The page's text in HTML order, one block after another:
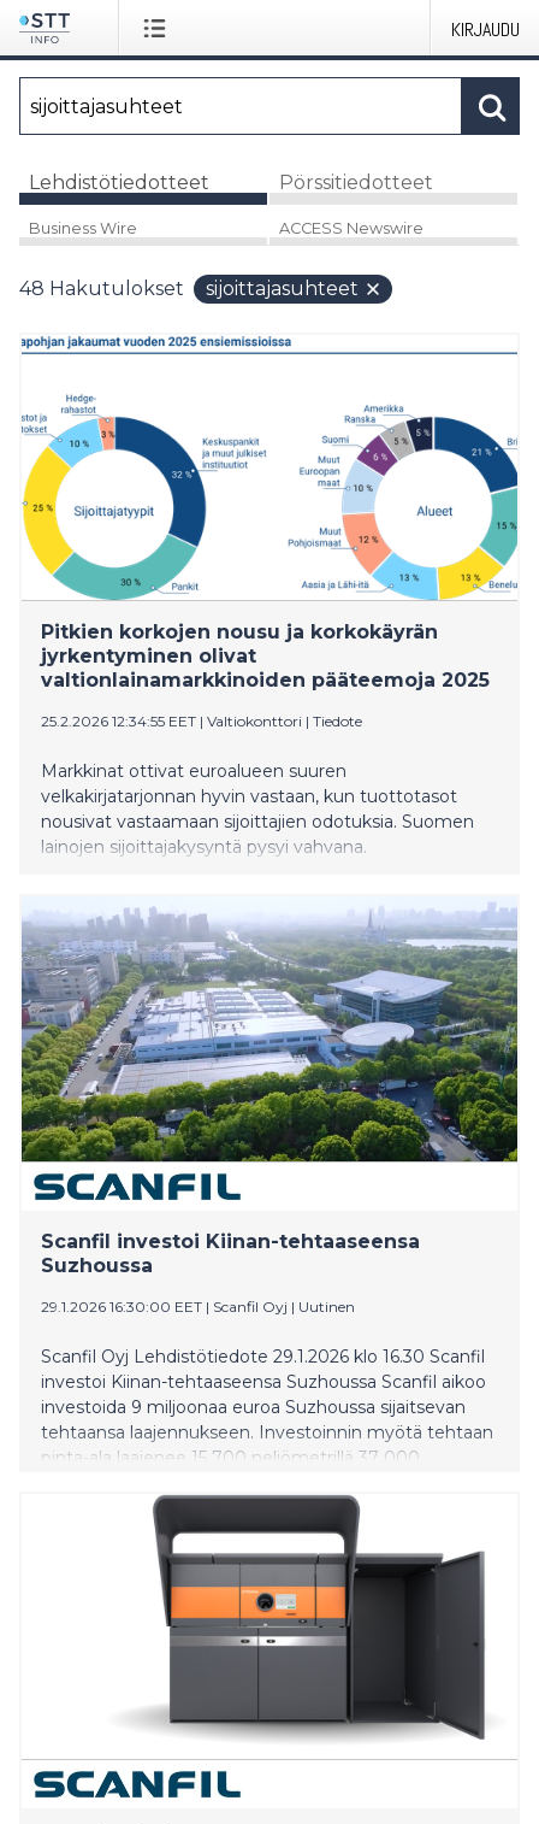
KIRJAUDU
Lehdistötiedotteet Pörssitiedotteet
Business Wire ACCESS Newswire
48 Hakutulokset sijoittajasuhteet
Pitkien korkojen nousu ja korkokäyrän
jyrkentyminen olivat
valtionlainamarkkinoiden pääteemoja 2025
25.2.2026 12:34:55 EET | Valtiokonttori | Tiedote
Markkinat ottivat euroalueen suuren
velkakirjatarjonnan hyvin vastaan, kun tuottotasot
nousivat vastaamaan sijoittajien odotuksia. Suomen
lainojen sijoittajakysyntä pysyi vahvana.
Scanfil investoi Kiinan-tehtaaseensa
Suzhoussa
29.1.2026 16:30:00 EET | Scanfil Oyj | Uutinen
Scanfil Oyj Lehdistötiedote 29.1.2026 klo 16.30 Scanfil
investoi Kiinan-tehtaaseensa Suzhoussa Scanfil aikoo
investoida 9 miljoonaa euroa Suzhoussa sijaitsevan
tehtaansa laajennukseen. Investoinnin myötä tehtaan
pinta-ala laajenee 15 700 neliömetrillä 37 000
globaalisti ja myynti kohosi ennätyskorkealle, mikä
kehitti liiketoimintaamme erityisesti Kiinan-
markkinoilla. Vastaamme kohentuneeseen kysyntään
ja asiakkaidemme kasvun tukemiseen investoimalla 9
miljoonaa euroa Suzhoun-tehtaaseemme”, kertoo
Scanfilin toimitusjohtaja Christophe Sut. ”Investointi
jälkeentuotantokoneistoa ja -valmiuksia lisätään
asiakastilausten perusteella.” Laajennus edellyttää
paikallisten viranomaisten hyväksyntää, jonka
uskotaan saatavan vuoden 2026 ensimmäisellä